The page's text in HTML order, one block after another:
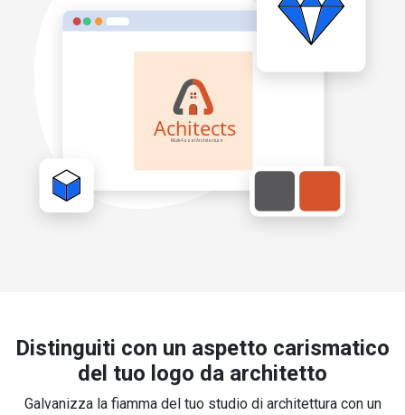
Distinguiti con un aspetto carismatico
del tuo logo da architetto
Galvanizza la fiamma del tuo studio di architettura con un